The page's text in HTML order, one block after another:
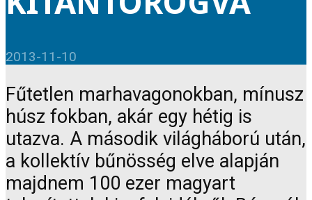
2013-11-10
Fűtetlen marhavagonokban, mínusz
húsz fokban, akár egy hétig is
utazva. A második világháború után,
a kollektív bűnösség elve alapján
majdnem 100 ezer magyart